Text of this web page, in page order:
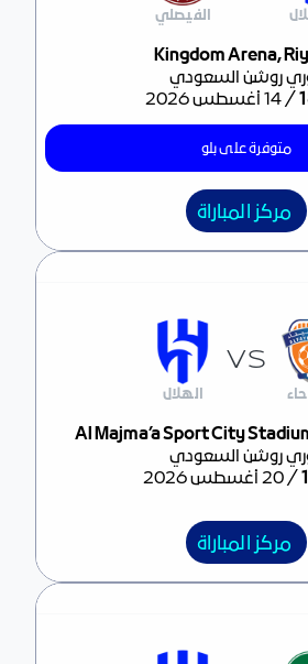
مركز المباراة
Kingdom Arena,
روشن السعودي
/14 أغسطس 2026
الفيصلي
متوفرة على بلو
مركز المباراة
مركز المباراة
Al Majma’a Sport City
روشن السعودي
/20 أغسطس 2026
VS
الهلال
مركز المباراة